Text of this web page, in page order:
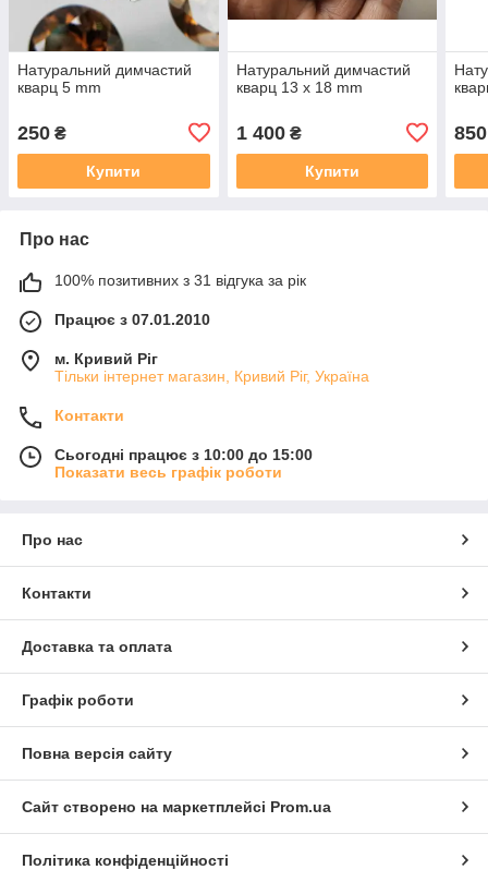
Натуральний димчастий
кварц 5 mm
250 ₴
Купити
Натуральний димчастий
кварц 13 х 18 mm
1 400₴
Купити
850
Про нас
100% позитивних з 31 відгука за рік
Працює з 07.01.2010
м. Кривий Ріг
Тільки інтернет магазин, Кривий Ріг, Україна
Контакти
Сьогодні працює з 10:00 до 15:00
Показати весь графік роботи
Про нас
Контакти
Доставка та оплата
Графік роботи
Повна версія сайту
Сайт створено на маркетплейсі Prom.ua
Політика конфіденційності